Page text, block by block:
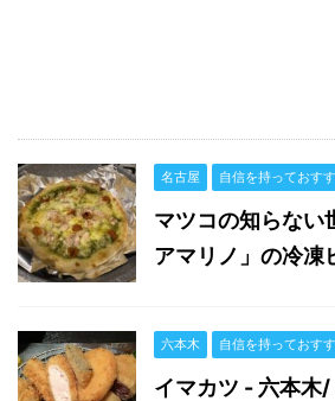
名古屋 自信を持っておす
マツコの知らない
アマリノ」の冷凍
六本木 自信を持っておす
イマカツ - 六本木/